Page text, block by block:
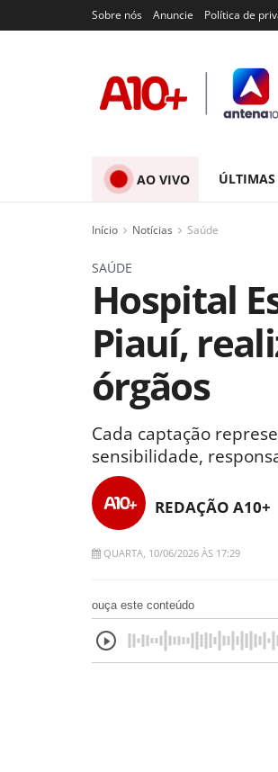
Sobre nós Anuncie Política de
AO VIVO ÚLTIMAS
Início Notícias Saúde
SAÚDE
Hospital
Piauí,
órgãos
Cada captação
sensibilidade,
REDAÇÃO A10+
QUARTA, 10/06/2026 ÀS 17:29
ouça este conteúdo